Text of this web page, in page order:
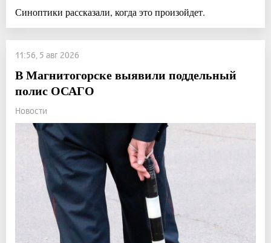
Синоптики рассказали, когда это произойдет.
11:56, 5 авг 2026
В Магнитогорске выявили поддельный
полис ОСАГО
Новости